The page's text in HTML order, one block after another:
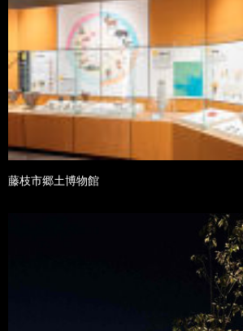
藤枝市郷土博物館